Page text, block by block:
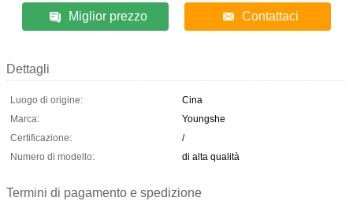
Miglior prezzo Contattaci
Dettagli
Luogo di origine:
Cina
Marca:
Youngshe
Certificazione:
/
Numero di modello:
di alta qualità
Termini di pagamento e spedizione